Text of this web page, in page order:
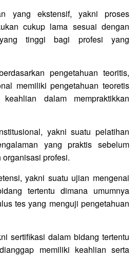
yang ekstensif, yakni proses
cukup lama sesuai dengan
tinggi bagi profesi yang
pengetahuan teoritis,
memiliki pengetahuan teoretis
dalam mempraktikkan
yakni suatu pelatihan
yang praktis sebelum
profesi.
yakni suatu ujian mengenai
tertentu dimana umumnya
tes yang menguji pengetahuan
sertifikasi dalam bidang tertentu
memiliki keahlian serta